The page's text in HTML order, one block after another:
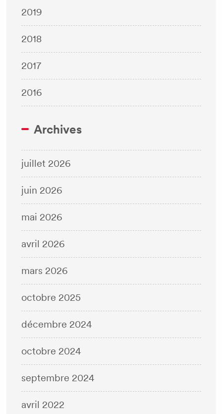
2019
2018
2017
2016
Archives
juillet 2026
juin 2026
mai 2026
avril 2026
mars 2026
octobre 2025
décembre 2024
octobre 2024
septembre 2024
avril 2022